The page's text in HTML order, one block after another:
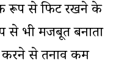
रूप से फिट रखने के
से भी मजबूत बनाता
करने से तनाव कम